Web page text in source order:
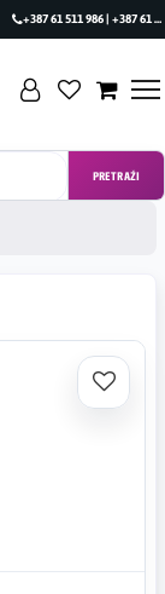
+387 61 511 986 | +387 61 493 470
PRETRAŽI